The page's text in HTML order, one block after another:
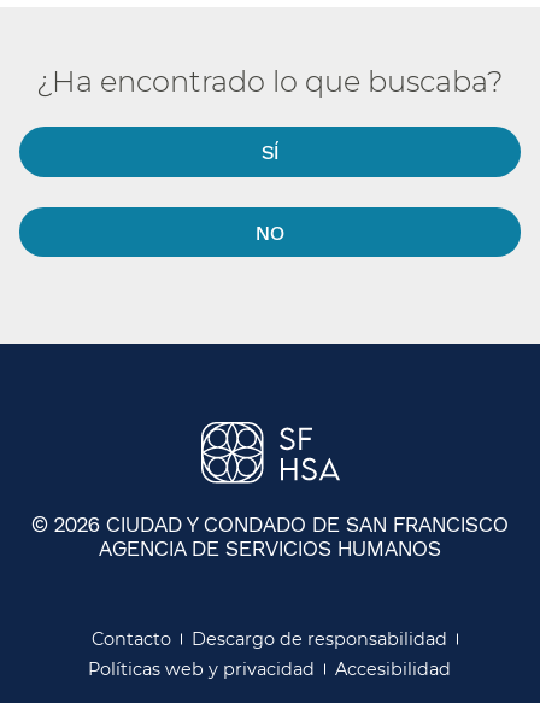
¿Ha encontrado lo que buscaba?​​
SÍ​​
NO​​
© 2026 CIUDAD Y CONDADO DE SAN FRANCISCO
AGENCIA DE SERVICIOS HUMANOS
Contacto​​
Descargo de responsabilidad​​
Políticas web y privacidad​​
Accesibilidad​​